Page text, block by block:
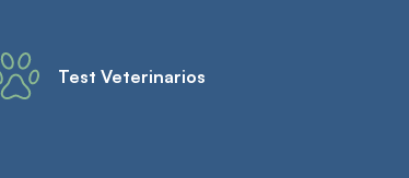
Test Veterinarios